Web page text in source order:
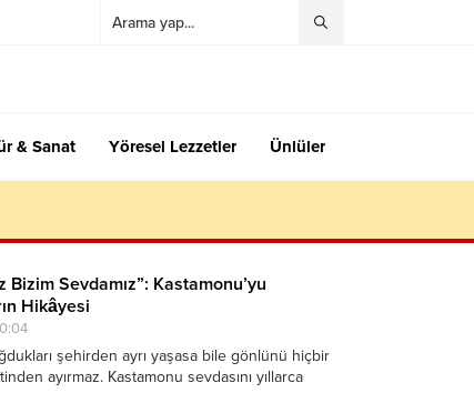
& Sanat Yöresel Lezzetler Ünlüler
Bizim Sevdamız”: Kastamonu’yu
Hikâyesi
şehirden ayrı yaşasa bile gönlünü hiçbir
ayırmaz. Kastamonu sevdasını yıllarca